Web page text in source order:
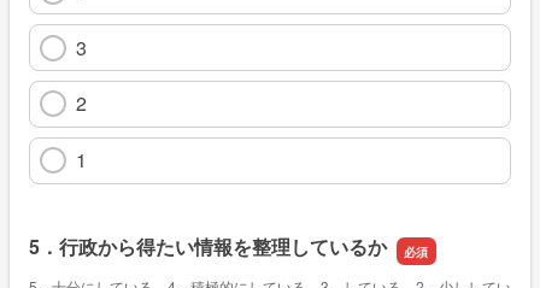
3
2
1
5．行政から得たい情報を整理しているか